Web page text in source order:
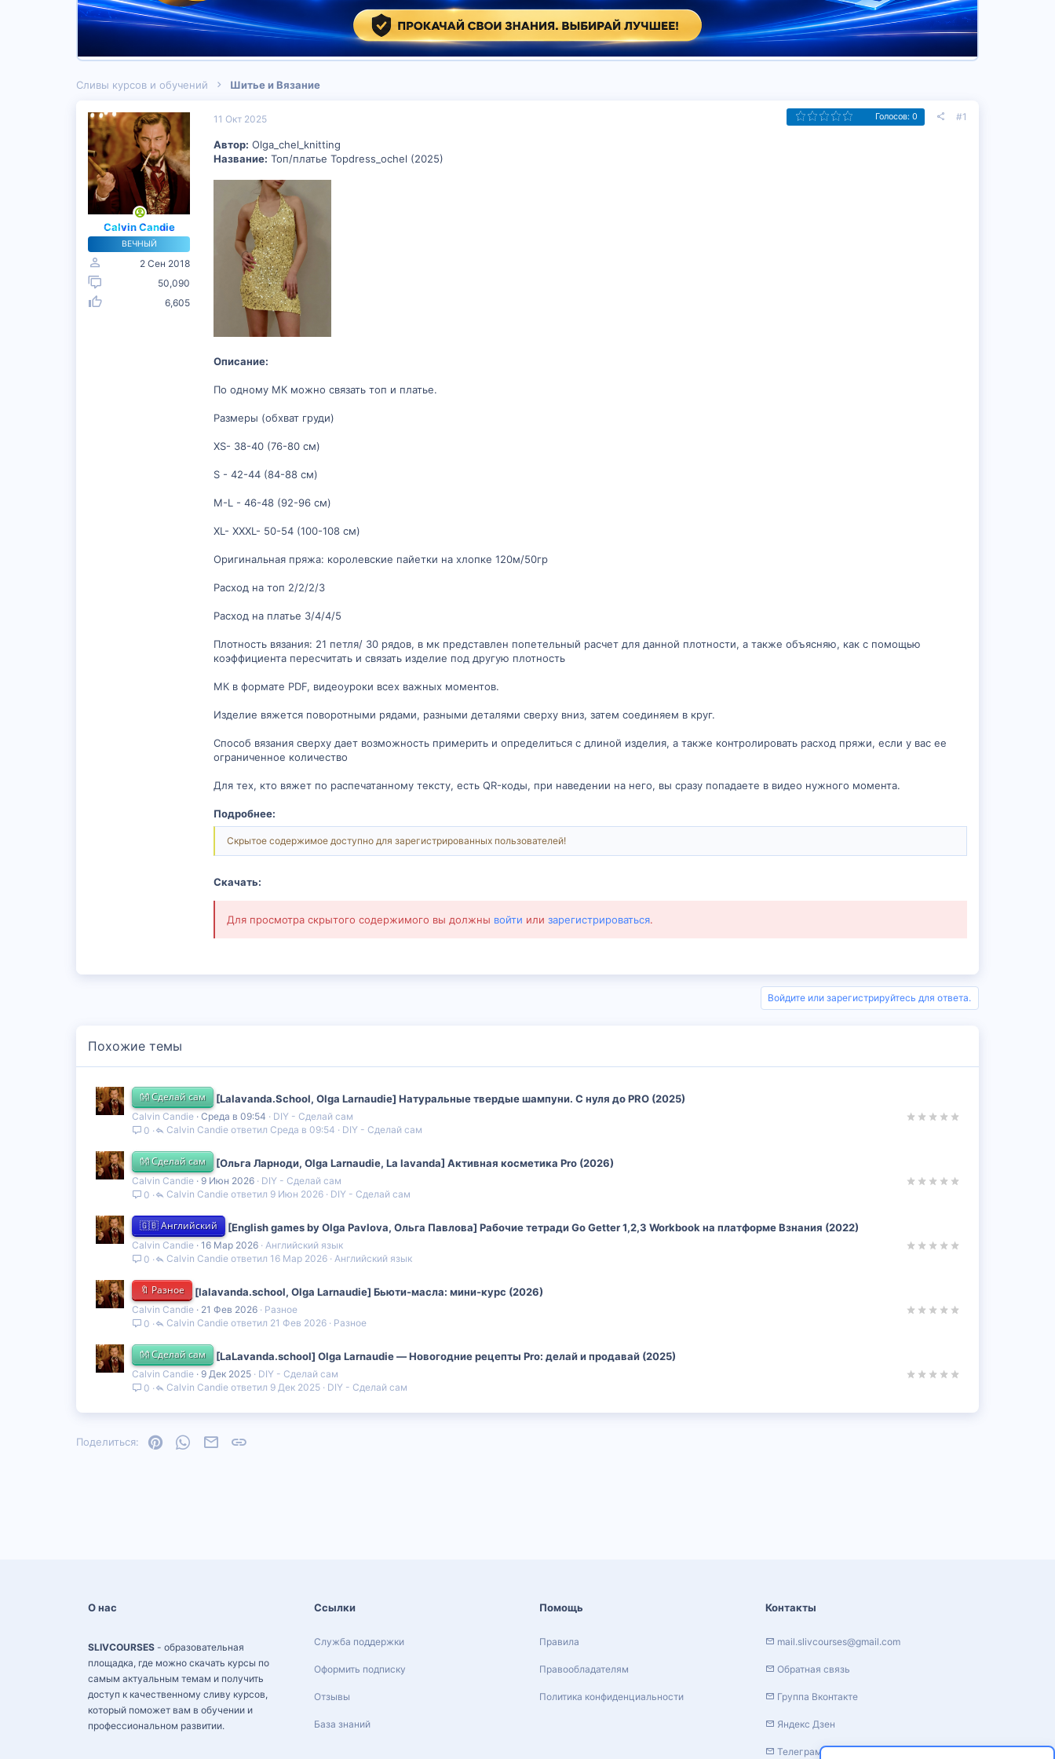
Сливы курсов и обучений Шитье и Вязание
Calvin Candie
ВЕЧНЫЙ
2 Сен 2018
50,090
6,605
11 Окт 2025 Голосов: 0 #1
Автор: Olga_chel_knitting
Название: Топ/платье Topdress_ochel (2025)
Описание:
По одному МК можно связать топ и платье.
Размеры (обхват груди)
XS- 38-40 (76-80 см)
S - 42-44 (84-88 см)
M-L - 46-48 (92-96 см)
XL- XXXL- 50-54 (100-108 см)
Оригинальная пряжа: королевские пайетки на хлопке 120м/50гр
Расход на топ 2/2/2/3
Расход на платье 3/4/4/5
Плотность вязания: 21 петля/ 30 рядов, в мк представлен попетельный расчет для данной плотности, а также объясняю, как с помощью
коэффициента пересчитать и связать изделие под другую плотность
МК в формате PDF, видеоуроки всех важных моментов.
Изделие вяжется поворотными рядами, разными деталями сверху вниз, затем соединяем в круг.
Способ вязания сверху дает возможность примерить и определиться с длиной изделия, а также контролировать расход пряжи, если у вас ее
ограниченное количество
Для тех, кто вяжет по распечатанному тексту, есть QR-коды, при наведении на него, вы сразу попадаете в видео нужного момента.
Подробнее:
Скрытое содержимое доступно для зарегистрированных пользователей!
Скачать:
Для просмотра скрытого содержимого вы должны войти или зарегистрироваться.
Войдите или зарегистрируйтесь для ответа.
Похожие темы
👐 Сделай сам [Lalavanda.School, Olga Larnaudie] Натуральные твердые шампуни. С нуля до PRO (2025)
Calvin Candie Среда в 09:54
DIY - Сделай сам
0
DIY - Сделай сам
Среда в 09:54
Calvin Candie
👐 Сделай сам [Ольга Ларноди, Olga Larnaudie, La lavanda] Активная косметика Pro (2026)
Calvin Candie 9 Июн 2026
DIY - Сделай сам
0
DIY - Сделай сам
9 Июн 2026
Calvin Candie
🇬🇧 Английский [English games by Olga Pavlova, Ольга Павлова] Рабочие тетради Go Getter 1,2,3 Workbook на платформе Взнания (2022)
Calvin Candie 16 Мар 2026 Английский язык
0
Английский язык
16 Мар 2026
Calvin Candie
🔖 Разное [lalavanda.school, Olga Larnaudie] Бьюти-масла: мини-курс (2026)
Calvin Candie 21 Фев 2026
Разное
0
Разное
21 Фев 2026
Calvin Candie
👐 Сделай сам [LaLavanda.school] Olga Larnaudie ― Новогодние рецепты Pro: делай и продавай (2025)
Calvin Candie 9 Дек 2025
DIY - Сделай сам
0
DIY - Сделай сам
9 Дек 2025
Calvin Candie
Поделиться: PinterestWhatsAppЭлектронная почта
О нас
SLIVCOURSES - образовательная
площадка, где можно скачать курсы по
самым актуальным темам и получить
доступ к качественному сливу курсов,
который поможет вам в обучении и
профессиональном развитии.
Ссылки
Служба поддержки
Оформить подписку
Отзывы
База знаний
Помощь
Правила
Правообладателям
Политика конфиденциальности
Контакты
mail.slivcourses@gmail.com
Обратная связь
Группа Вконтакте
Яндекс Дзен
Телеграм канал